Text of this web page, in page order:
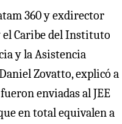
360 y exdirector
Caribe del Instituto
y la Asistencia
Zovatto, explicó a
enviadas al JEE
en total equivalen a